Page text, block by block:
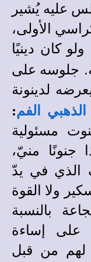
عليه يُشير
الأولى،
كان دينيًا
. جلوسه على
لدينونة
الفم:
مسئولية
جنونًا منيّ،
الذي في يدّ
ولا القوة
بالنسبة
على إساءة
لهم من قبل